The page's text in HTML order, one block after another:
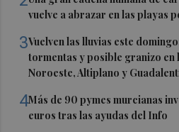
vuelve a abrazar en las playas
3Vuelven las lluvias este
tormentas y posible granizo en
Noroeste, Altiplano y
4Más de 90 pymes murcianas
euros tras las ayudas del Info